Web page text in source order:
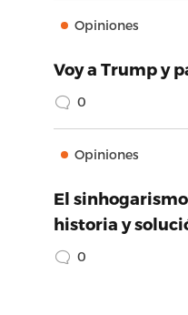
Opiniones
Voy a Trump y
0
Opiniones
El
historia y
0